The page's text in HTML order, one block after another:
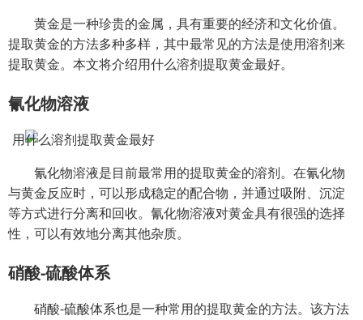
黄金是一种珍贵的金属，具有重要的经济和文化价值。
提取黄金的方法多种多样，其中最常见的方法是使用溶剂来
提取黄金。本文将介绍用什么溶剂提取黄金最好。
氰化物溶液
氰化物溶液是目前最常用的提取黄金的溶剂。在氰化物
与黄金反应时，可以形成稳定的配合物，并通过吸附、沉淀
等方式进行分离和回收。氰化物溶液对黄金具有很强的选择
性，可以有效地分离其他杂质。
硝酸-硫酸体系
硝酸-硫酸体系也是一种常用的提取黄金的方法。该方法